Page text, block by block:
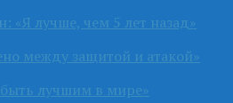
лучше, чем 5 лет назад»
между защитой и атакой»
лучшим в мире»